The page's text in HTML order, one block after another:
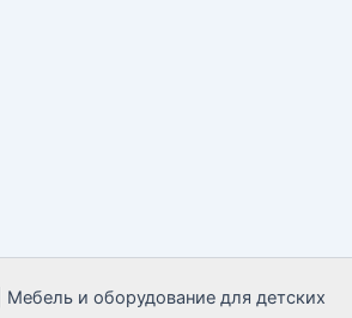
и оборудование для детских